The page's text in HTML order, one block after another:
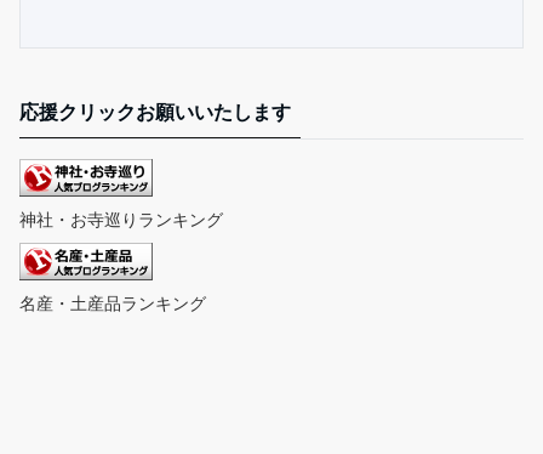
応援クリックお願いいたします
神社・お寺巡りランキング
名産・土産品ランキング